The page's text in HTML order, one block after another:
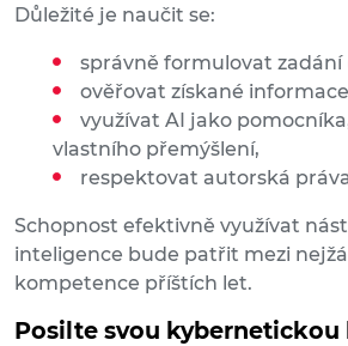
Důležité je naučit se:
správně formulovat zadání
ověřovat získané
využívat AI jako
vlastního přemýšlení,
respektovat autorská
Schopnost efektivně využívat
inteligence bude patřit mezi
kompetence příštích let.
Posilte svou kybernetickou